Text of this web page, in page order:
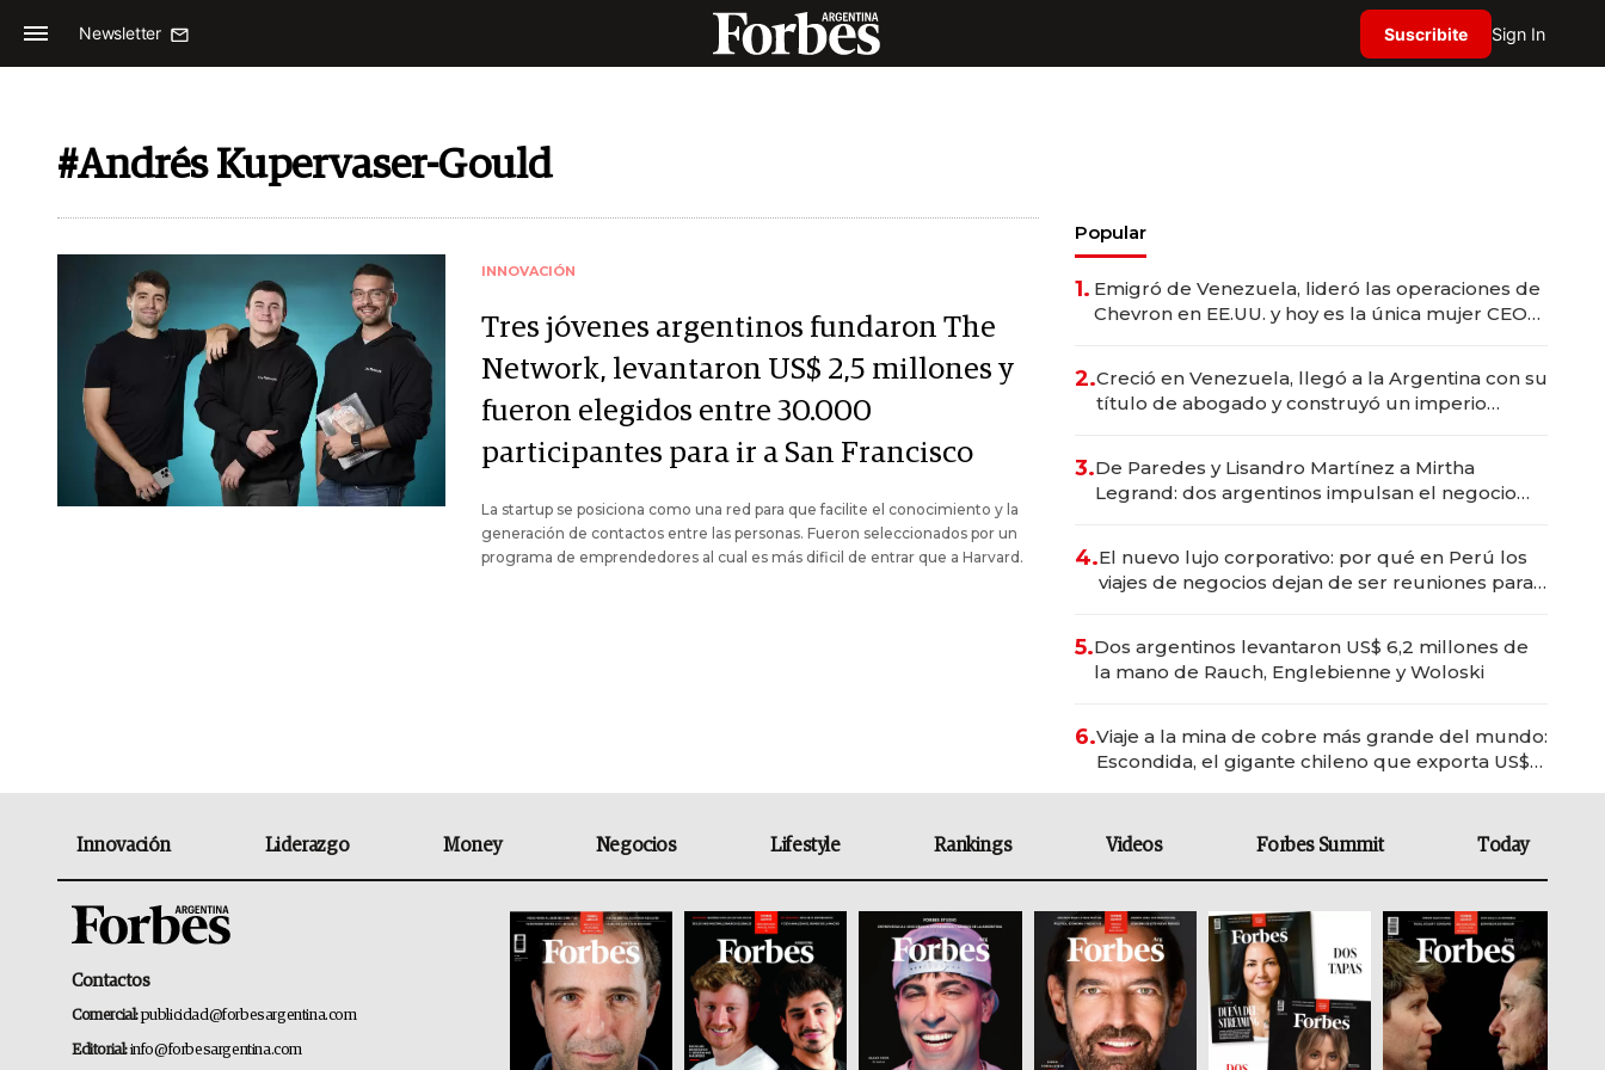
Newsletter Suscribite Sign In
#Andrés Kupervaser-Gould
INNOVACIÓN
Tres jóvenes argentinos fundaron The
Network, levantaron US$ 2,5 millones y
fueron elegidos entre 30.000
participantes para ir a San Francisco
La startup se posiciona como una red para que facilite el conocimiento y la
generación de contactos entre las personas. Fueron seleccionados por un
programa de emprendedores al cual es más dificil de entrar que a Harvard.
Popular
1. Emigró de Venezuela, lideró las operaciones de
Chevron en EE.UU. y hoy es la única mujer CEO
2.Creció en Venezuela, llegó a la Argentina con su
título de abogado y construyó un imperio
3.De Paredes y Lisandro Martínez a Mirtha
Legrand: dos argentinos impulsan el negocio
4.El nuevo lujo corporativo: por qué en Perú los
viajes de negocios dejan de ser reuniones para
5.Dos argentinos levantaron US$ 6,2 millones de
la mano de Rauch, Englebienne y Woloski
6.Viaje a la mina de cobre más grande del mundo:
Escondida, el gigante chileno que exporta US$
Innovación Liderazgo Money Negocios Lifestyle Rankings Videos Forbes Summit Today
Contactos
Comercial:publicidad@forbesargentina.com
Editorial:info@forbesargentina.com